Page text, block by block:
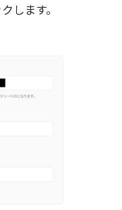
します。